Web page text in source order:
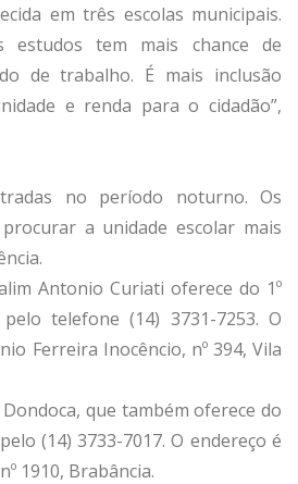
em três escolas municipais.
estudos tem mais chance de
de trabalho. É mais inclusão
e renda para o cidadão”,
no período noturno. Os
a unidade escolar mais
Antonio Curiati oferece do 1º
telefone (14) 3731-7253. O
Ferreira Inocêncio, nº 394, Vila
que também oferece do
(14) 3733-7017. O endereço é
1910, Brabância.